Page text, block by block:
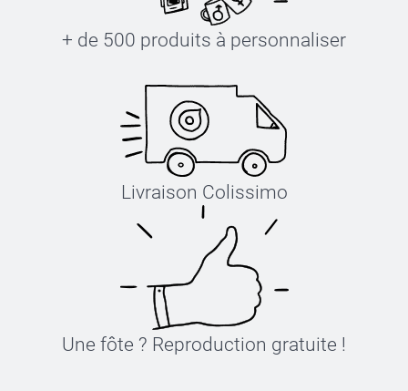
+ de 500 produits à personnaliser
Livraison Colissimo
Une fôte ? Reproduction gratuite !